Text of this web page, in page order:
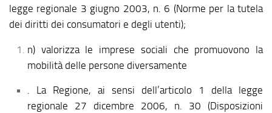
legge regionale 3 giugno 2003, n. 6 (Norme per la tutela
dei diritti dei consumatori e degli utenti);
n) valorizza le imprese sociali che promuovono la
mobilità delle persone diversamente
. La Regione, ai sensi dell’articolo 1 della legge
regionale 27 dicembre 2006, n. 30 (Disposizioni